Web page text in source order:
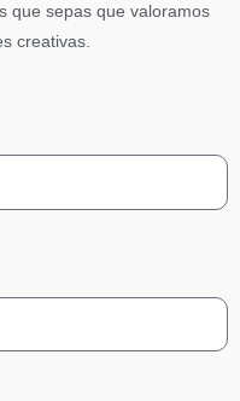
que sepas que valoramos
creativas.